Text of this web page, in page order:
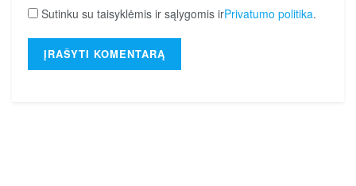
Sutinku su taisyklėmis ir sąlygomis irPrivatumo politika.